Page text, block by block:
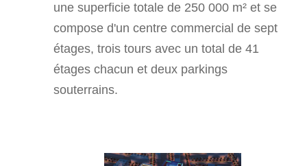
une superficie totale de 250 000 m² et se
compose d'un centre commercial de sept
étages, trois tours avec un total de 41
étages chacun et deux parkings
souterrains.